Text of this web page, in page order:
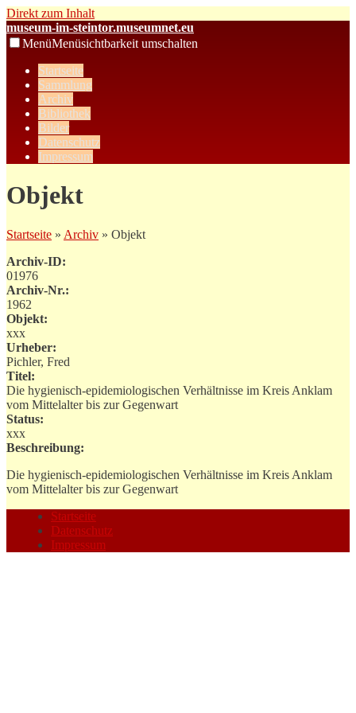
Direkt zum Inhalt
museum-im-steintor.museumnet.eu
MenüMenüsichtbarkeit umschalten
Startseite
Sammlung
Archiv
Bibliothek
Bilder
Datenschutz
Impressum
Objekt
Startseite » Archiv » Objekt
Archiv-ID:
01976
Archiv-Nr.:
1962
Objekt:
xxx
Urheber:
Pichler, Fred
Titel:
Die hygienisch-epidemiologischen Verhältnisse im Kreis Anklam
vom Mittelalter bis zur Gegenwart
Status:
xxx
Beschreibung:
Die hygienisch-epidemiologischen Verhältnisse im Kreis Anklam
vom Mittelalter bis zur Gegenwart
Startseite
Datenschutz
Impressum